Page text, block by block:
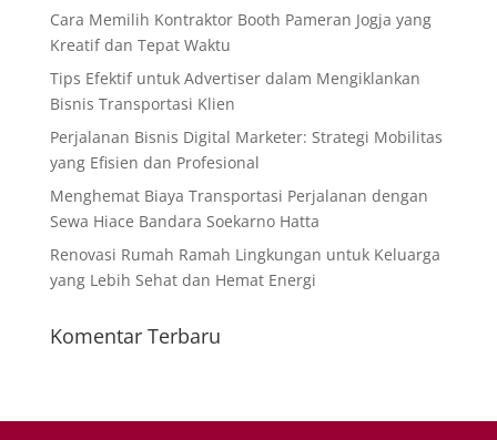
Cara Memilih Kontraktor Booth Pameran Jogja yang
Kreatif dan Tepat Waktu
Tips Efektif untuk Advertiser dalam Mengiklankan
Bisnis Transportasi Klien
Perjalanan Bisnis Digital Marketer: Strategi Mobilitas
yang Efisien dan Profesional
Menghemat Biaya Transportasi Perjalanan dengan
Sewa Hiace Bandara Soekarno Hatta
Renovasi Rumah Ramah Lingkungan untuk Keluarga
yang Lebih Sehat dan Hemat Energi
Komentar Terbaru